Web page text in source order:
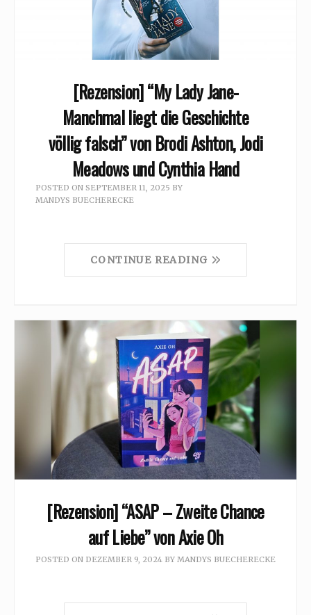
[Rezension] “My Lady Jane-
Manchmal liegt die Geschichte
völlig falsch” von Brodi Ashton, Jodi
Meadows und Cynthia Hand
POSTED ON SEPTEMBER 11, 2025 BY
MANDYS BUECHERECKE
CONTINUE READING
[Rezension] “ASAP – Zweite Chance
auf Liebe” von Axie Oh
POSTED ON DEZEMBER 9, 2024 BY MANDYS BUECHERECKE